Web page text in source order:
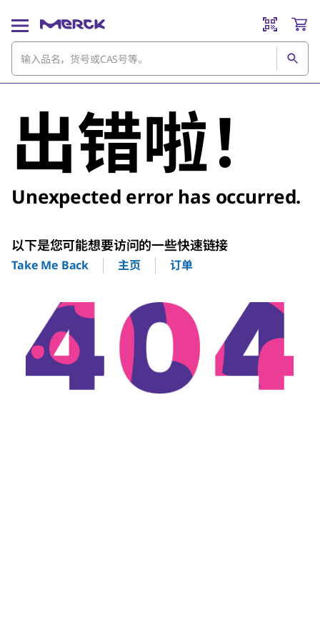
出错啦！
Unexpected error has occurred.
以下是您可能想要访问的一些快速链接
Take Me Back 主页 订单